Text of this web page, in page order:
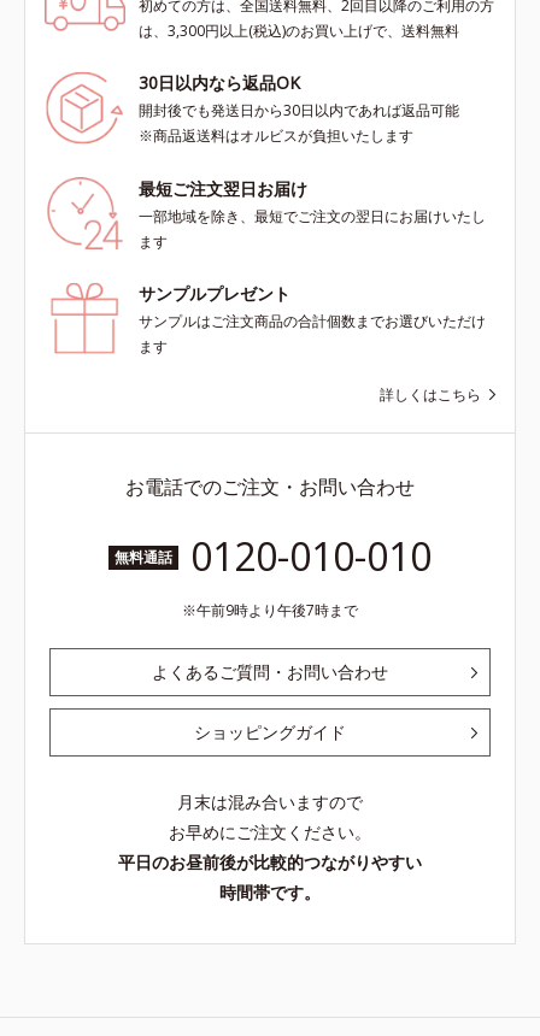
初めての方は、全国送料無料、2回目以降のご利用の方
は、3,300円以上(税込)のお買い上げで、送料無料
30日以内なら返品OK
開封後でも発送日から30日以内であれば返品可能
※商品返送料はオルビスが負担いたします
最短ご注文翌日お届け
一部地域を除き、最短でご注文の翌日にお届けいたし
ます
サンプルプレゼント
サンプルはご注文商品の合計個数までお選びいただけ
ます
詳しくはこちら
お電話でのご注文・お問い合わせ
無料通話 0120-010-010
午前9時より午後7時まで
よくあるご質問・お問い合わせ
ショッピングガイド
月末は混み合いますので
お早めにご注文ください。
平日のお昼前後が比較的つながりやすい
時間帯です。